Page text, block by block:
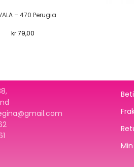
– 470 Perugia
kr79,00